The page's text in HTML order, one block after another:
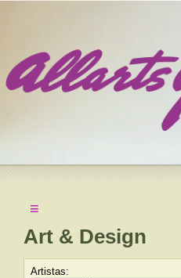
≡
Art & Design
Artistas: